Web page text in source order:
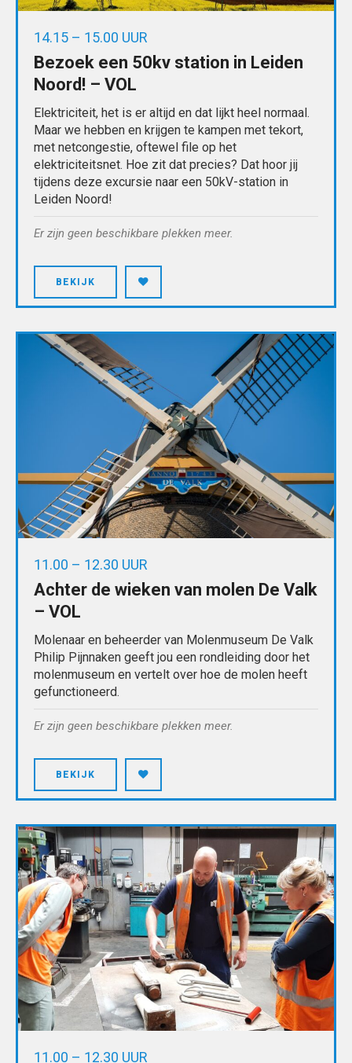
14.15 – 15.00 UUR
Bezoek een 50kv station in Leiden
Noord! – VOL
Elektriciteit, het is er altijd en dat lijkt heel normaal.
Maar we hebben en krijgen te kampen met tekort,
met netcongestie, oftewel file op het
elektriciteitsnet. Hoe zit dat precies? Dat hoor jij
tijdens deze excursie naar een 50kV-station in
Leiden Noord!
Er zijn geen beschikbare plekken meer.
BEKIJK
11.00 – 12.30 UUR
Achter de wieken van molen De Valk
– VOL
Molenaar en beheerder van Molenmuseum De Valk
Philip Pijnnaken geeft jou een rondleiding door het
molenmuseum en vertelt over hoe de molen heeft
gefunctioneerd.
Er zijn geen beschikbare plekken meer.
BEKIJK
11.00 – 12.30 UUR